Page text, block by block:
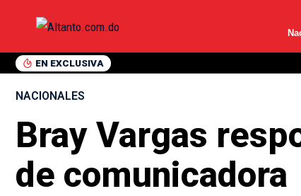
EN EXCLUSIVA
NACIONALES
Bray Vargas
de comunicadora